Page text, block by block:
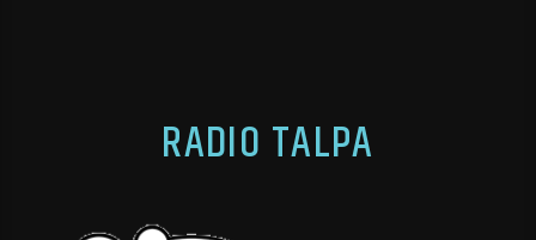
RADIO TALPA